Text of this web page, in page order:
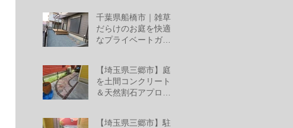
ミ レジリアフェンス
設置工事
千葉県船橋市｜雑草
だらけのお庭を快適
なプライベートガー
【埼玉県三郷市】庭
を土間コンクリート
＆天然割石アプロー
【埼玉県三郷市】駐